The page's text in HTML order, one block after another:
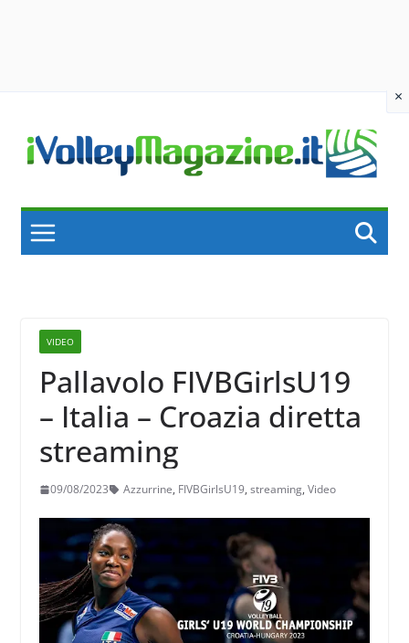
×
content
VIDEO
Pallavolo FIVBGirlsU19
– Italia – Croazia diretta
streaming
09/08/2023 Azzurrine, FIVBGirlsU19, streaming, Video